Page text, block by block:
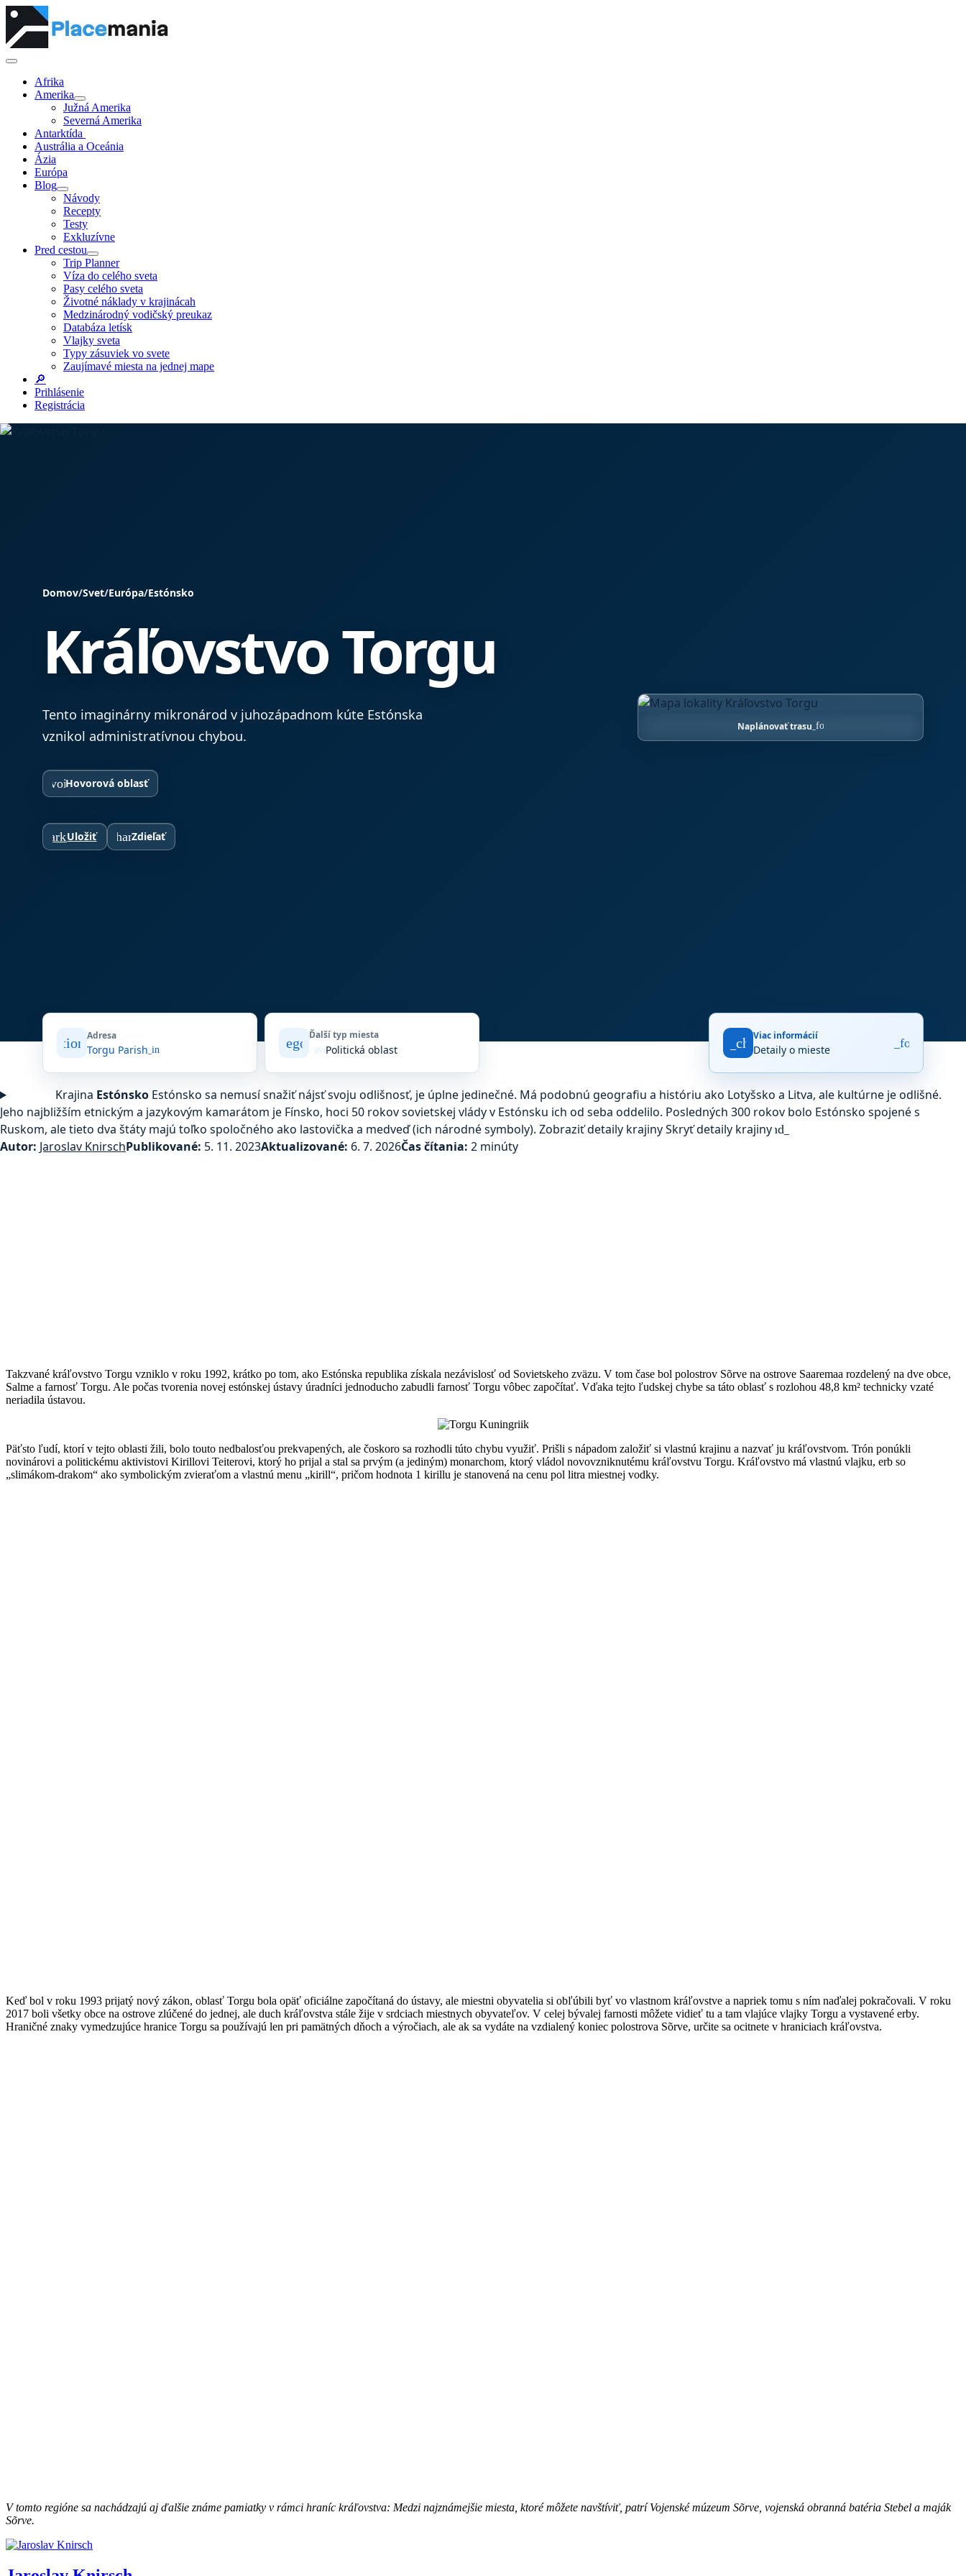
Afrika
Amerika
Južná Amerika
Severná Amerika
Antarktída
Austrália a Oceánia
Ázia
Európa
Blog
Návody
Recepty
Testy
Exkluzívne
Pred cestou
Trip Planner
Víza do celého sveta
Pasy celého sveta
Životné náklady v krajinácah
Medzinárodný vodičský preukaz
Databáza letísk
Vlajky sveta
Typy zásuviek vo svete
Zaujímavé miesta na jednej mape
🔎
Prihlásenie
Registrácia
Domov/Svet/Európa/Estónsko
Kráľovstvo Torgu
Tento imaginárny mikronárod v juhozápadnom kúte Estónska
vznikol administratívnou chybou.
record_voice_overHovorová oblasť
bookmark_border
Uložiť shareZdieľať
Naplánovať trasuarrow_forward
location_on
Adresa
Torgu Parishopen_in_new category
Ďalší typ miesta
gavelPolitická oblasť fact_checkViac informácií
Detaily o mieste arrow_forward
Krajina Estónsko Estónsko sa nemusí snažiť nájsť svoju odlišnosť, je úplne jedinečné. Má podobnú geografiu a históriu ako Lotyšsko a Litva, ale kultúrne je odlišné.
Jeho najbližším etnickým a jazykovým kamarátom je Fínsko, hoci 50 rokov sovietskej vlády v Estónsku ich od seba oddelilo. Posledných 300 rokov bolo Estónsko spojené s
Ruskom, ale tieto dva štáty majú toľko spoločného ako lastovička a medveď (ich národné symboly). Zobraziť detaily krajinySkryť detaily krajinyexpand_more
Autor: Jaroslav KnirschPublikované: 5. 11. 2023Aktualizované: 6. 7. 2026Čas čítania: 2 minúty
Takzvané kráľovstvo Torgu vzniklo v roku 1992, krátko po tom, ako Estónska republika získala nezávislosť od Sovietskeho zväzu. V tom čase bol polostrov Sõrve na ostrove Saaremaa rozdelený na dve obce,
Salme a farnosť Torgu. Ale počas tvorenia novej estónskej ústavy úradníci jednoducho zabudli farnosť Torgu vôbec započítať. Vďaka tejto ľudskej chybe sa táto oblasť s rozlohou 48,8 km² technicky vzaté
neriadila ústavou.
Päťsto ľudí, ktorí v tejto oblasti žili, bolo touto nedbalosťou prekvapených, ale čoskoro sa rozhodli túto chybu využiť. Prišli s nápadom založiť si vlastnú krajinu a nazvať ju kráľovstvom. Trón ponúkli
novinárovi a politickému aktivistovi Kirillovi Teiterovi, ktorý ho prijal a stal sa prvým (a jediným) monarchom, ktorý vládol novovzniknutému kráľovstvu Torgu. Kráľovstvo má vlastnú vlajku, erb so
„slimákom-drakom“ ako symbolickým zvieraťom a vlastnú menu „kirill“, pričom hodnota 1 kirillu je stanovená na cenu pol litra miestnej vodky.
Keď bol v roku 1993 prijatý nový zákon, oblasť Torgu bola opäť oficiálne započítaná do ústavy, ale miestni obyvatelia si obľúbili byť vo vlastnom kráľovstve a napriek tomu s ním naďalej pokračovali. V roku
2017 boli všetky obce na ostrove zlúčené do jednej, ale duch kráľovstva stále žije v srdciach miestnych obyvateľov. V celej bývalej farnosti môžete vidieť tu a tam vlajúce vlajky Torgu a vystavené erby.
Hraničné znaky vymedzujúce hranice Torgu sa používajú len pri pamätných dňoch a výročiach, ale ak sa vydáte na vzdialený koniec polostrova Sõrve, určite sa ocitnete v hraniciach kráľovstva.
V tomto regióne sa nachádzajú aj ďalšie známe pamiatky v rámci hraníc kráľovstva: Medzi najznámejšie miesta, ktoré môžete navštíviť, patrí Vojenské múzeum Sõrve, vojenská obranná batéria Stebel a maják
Sõrve.